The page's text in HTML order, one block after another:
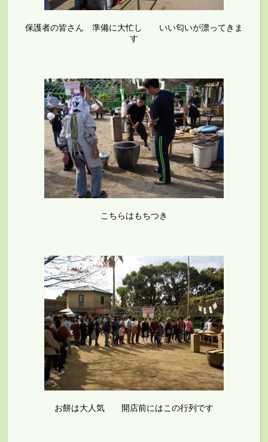
保護者の皆さん 準備に大忙し いい匂いが漂ってきま
す
こちらはもちつき
お餅は大人気 開店前にはこの行列です